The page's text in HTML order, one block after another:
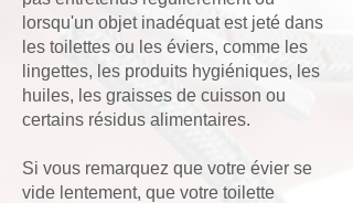
lorsqu'un objet inadéquat est jeté dans
les toilettes ou les éviers, comme les
lingettes, les produits hygiéniques, les
huiles, les graisses de cuisson ou
certains résidus alimentaires.
Si vous remarquez que votre évier se
vide lentement, que votre toilette